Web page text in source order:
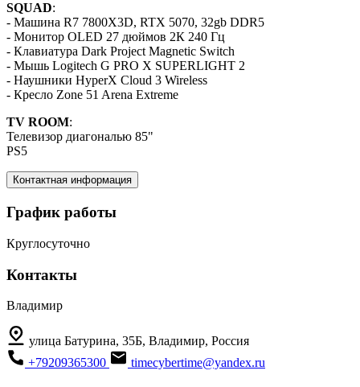
SQUAD:
- Машина R7 7800X3D, RTX 5070, 32gb DDR5
- Монитор OLED 27 дюймов 2К 240 Гц
- Клавиатура Dark Project Magnetic Switch
- Мышь Logitech G PRO X SUPERLIGHT 2
- Наушники HyperX Cloud 3 Wireless
- Кресло Zone 51 Arena Extreme
TV ROOM:
Телевизор диагональю 85"
PS5
Контактная информация
График работы
Круглосуточно
Контакты
Владимир
улица Батурина, 35Б, Владимир, Россия
+79209365300
timecybertime@yandex.ru